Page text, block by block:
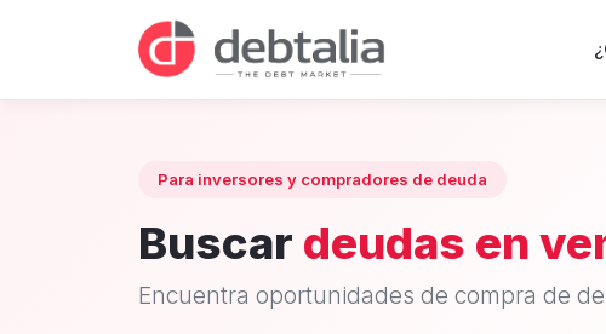
Para inversores y compradores de deuda
Buscar deudas en
Encuentra oportunidades de compra de